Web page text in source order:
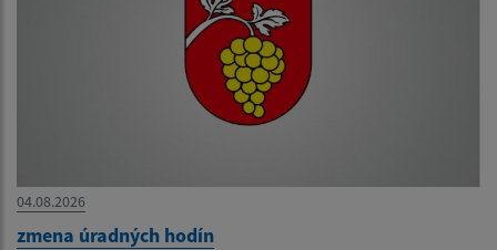
04.08.2026
zmena úradných hodín